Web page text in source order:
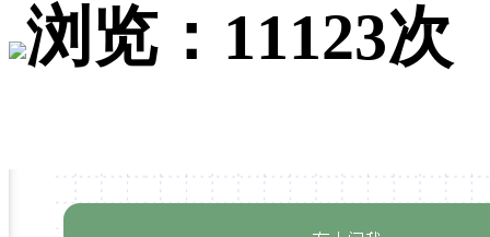
浏览：11123次